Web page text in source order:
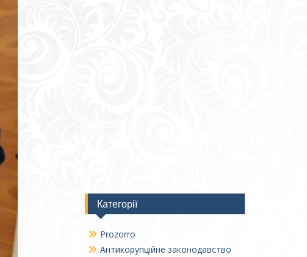
Категорії
Prozorro
Антикорупційне законодавство